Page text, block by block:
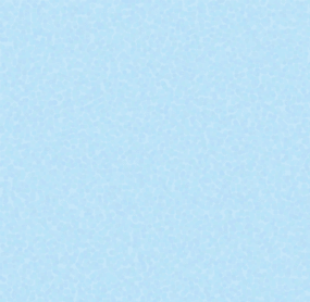
琵琶湖と周囲の山々に